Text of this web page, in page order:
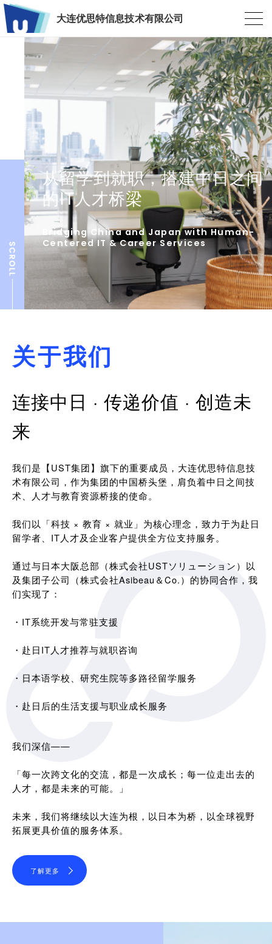
大连优思特信息技术有限公司
从留学到就职，搭建中日之间
的IT人才桥梁
Bridging China and Japan with Human-
Centered IT & Career Services
关于我们
连接中日 · 传递价值 · 创造未
来
我们是【UST集团】旗下的重要成员，大连优思特信息技
术有限公司，作为集团的中国桥头堡，肩负着中日之间技
术、人才与教育资源桥接的使命。
我们以「科技 × 教育 × 就业」为核心理念，致力于为赴日
留学者、IT人才及企业客户提供全方位支持服务。
通过与日本大阪总部（株式会社USTソリューション）以
及集团子公司（株式会社Asibeau＆Co.）的协同合作，我
们实现了：
・IT系统开发与常驻支援
・赴日IT人才推荐与就职咨询
・日本语学校、研究生院等多路径留学服务
・赴日后的生活支援与职业成长服务
我们深信——
「每一次跨文化的交流，都是一次成长；每一位走出去的
人才，都是未来的可能。」
未来，我们将继续以大连为根，以日本为桥，以全球视野
拓展更具价值的服务体系。
了解更多